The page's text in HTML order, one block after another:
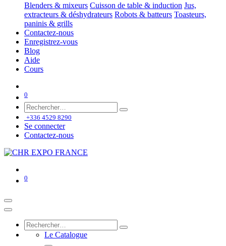
Blenders & mixeurs Cuisson de table & induction Jus,
extracteurs & déshydrateurs Robots & batteurs Toasteurs,
paninis & grills
Contactez-nous
Enregistrez-vous
Blog
Aide
Cours
0
+336 4529 8290
Se connecter
Contactez-nous
0
Le Catalogue